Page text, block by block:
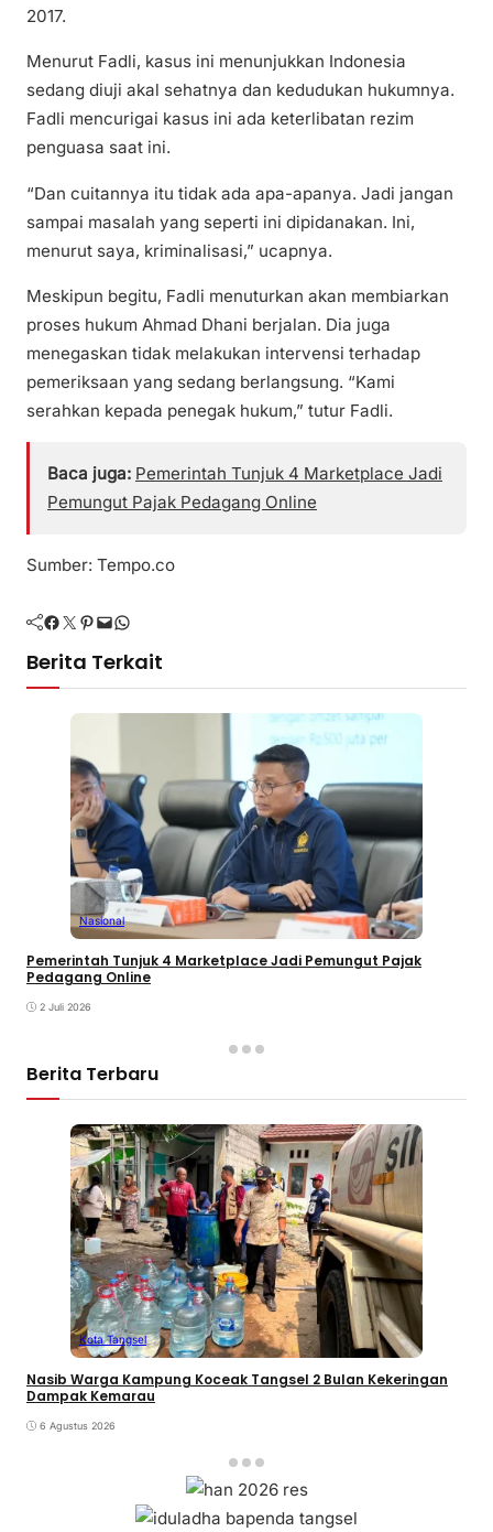
2017.
Menurut Fadli, kasus ini menunjukkan Indonesia
sedang diuji akal sehatnya dan kedudukan hukumnya.
Fadli mencurigai kasus ini ada keterlibatan rezim
penguasa saat ini.
“Dan cuitannya itu tidak ada apa-apanya. Jadi jangan
sampai masalah yang seperti ini dipidanakan. Ini,
menurut saya, kriminalisasi,” ucapnya.
Meskipun begitu, Fadli menuturkan akan membiarkan
proses hukum Ahmad Dhani berjalan. Dia juga
menegaskan tidak melakukan intervensi terhadap
pemeriksaan yang sedang berlangsung. “Kami
serahkan kepada penegak hukum,” tutur Fadli.
Baca juga: Pemerintah Tunjuk 4 Marketplace Jadi
Pemungut Pajak Pedagang Online
Sumber: Tempo.co
Facebook Twitter Pinterest Mail WhatsApp
Berita Terkait
Nasional
Pemerintah Tunjuk 4 Marketplace Jadi Pemungut Pajak
Pedagang Online
2 Juli 2026
Berita Terbaru
Kota Tangsel
Nasib Warga Kampung Koceak Tangsel 2 Bulan Kekeringan
Dampak Kemarau
6 Agustus 2026